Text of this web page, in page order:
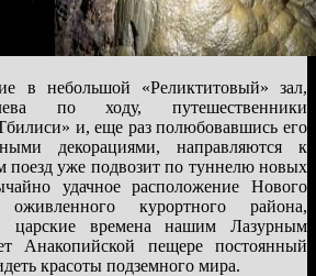
в небольшой «Реликтитовый» зал,
по ходу, путешественники
и, еще раз полюбовавшись его
декорациями, направляются к
поезд уже подвозит по туннелю новых
удачное расположение Нового
курортного района,
царские времена нашим Лазурным
Анакопийской пещере постоянный
красоты подземного мира.